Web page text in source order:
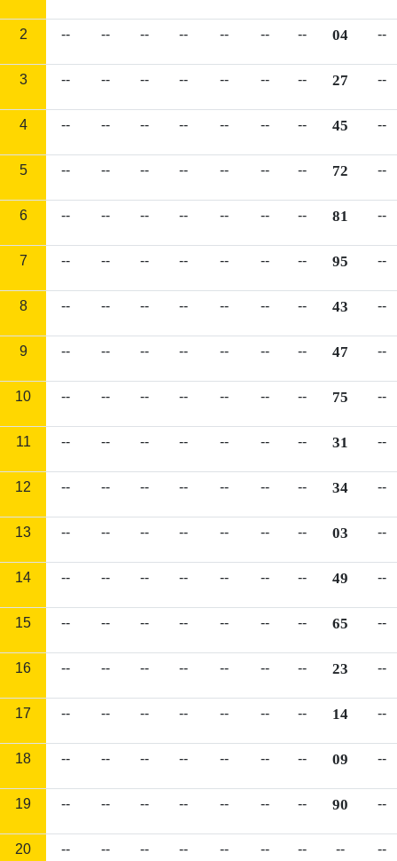
2 -- -- -- -- -- -- -- 04 --
3 -- -- -- -- -- -- -- 27 --
4 -- -- -- -- -- -- -- 45 --
5 -- -- -- -- -- -- -- 72 --
6 -- -- -- -- -- -- -- 81 --
7 -- -- -- -- -- -- -- 95 --
8 -- -- -- -- -- -- -- 43 --
9 -- -- -- -- -- -- -- 47 --
10 -- -- -- -- -- -- -- 75 --
11 -- -- -- -- -- -- -- 31 --
12 -- -- -- -- -- -- -- 34 --
13 -- -- -- -- -- -- -- 03 --
14 -- -- -- -- -- -- -- 49 --
15 -- -- -- -- -- -- -- 65 --
16 -- -- -- -- -- -- -- 23 --
17 -- -- -- -- -- -- -- 14 --
18 -- -- -- -- -- -- -- 09 --
19 -- -- -- -- -- -- -- 90 --
20 -- -- -- -- -- -- -- -- --